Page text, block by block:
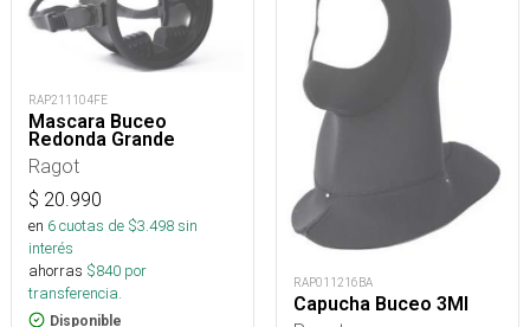
RAP211104FE
Mascara Buceo
Redonda Grande
Ragot
$ 20.990
en 6cuotas de $3.498sin
interés
ahorras $840 por
transferencia.
Disponible
RAP011216BA
Capucha Buceo 3Ml